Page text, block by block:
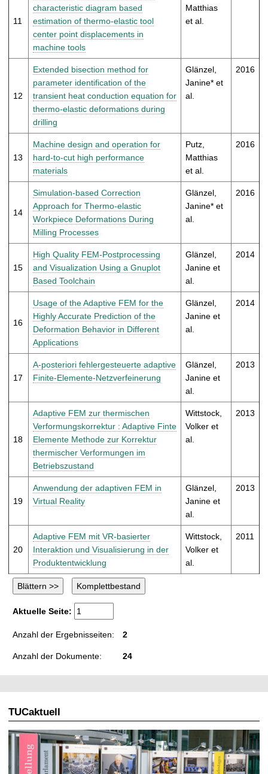
11
characteristic diagram based
estimation of thermo-elastic tool
center point displacements in
machine tools
Matthias
et al.
12
Extended bisection method for
parameter identification of the
transient heat conduction equation for
thermo-elastic deformations during
drilling
Glänzel,
Janine* et
al.
2016
13
Machine design and operation for
hard-to-cut high performance
materials
Putz,
Matthias
et al.
2016
14
Simulation-based Correction
Approach for Thermo-elastic
Workpiece Deformations During
Milling Processes
Glänzel,
Janine* et
al.
2016
15
High Quality FEM-Postprocessing
and Visualization Using a Gnuplot
Based Toolchain
Glänzel,
Janine et
al.
2014
16
Usage of the Adaptive FEM for the
Highly Accurate Prediction of the
Deformation Behavior in Different
Applications
Glänzel,
Janine et
al.
2014
17
A-posteriori fehlergesteuerte adaptive
Finite-Elemente-Netzverfeinerung
Glänzel,
Janine et
al.
2013
18
Adaptive FEM zur thermischen
Verformungskorrektur : Adaptive Finte
Elemente Methode zur Korrektur
thermischer Verformungen im
Betriebszustand
Wittstock,
Volker et
al.
2013
19
Anwendung der adaptiven FEM in
Virtual Reality
Glänzel,
Janine et
al.
2013
20
Adaptive FEM mit VR-basierter
Interaktion und Visualisierung in der
Produktentwicklung
Wittstock,
Volker et
al.
2011
Aktuelle Seite:
Anzahl der Ergebnisseiten: 2
Anzahl der Dokumente: 24
TUCaktuell